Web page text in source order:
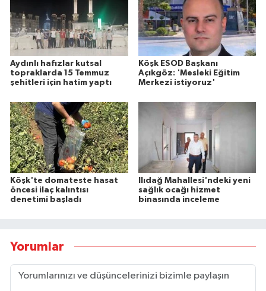
Aydınlı hafızlar kutsal
topraklarda 15 Temmuz
şehitleri için hatim yaptı
Köşk ESOD Başkanı
Açıkgöz: 'Mesleki Eğitim
Merkezi istiyoruz'
Köşk'te domateste hasat
öncesi ilaç kalıntısı
denetimi başladı
Ilıdağ Mahallesi'ndeki yeni
sağlık ocağı hizmet
binasında inceleme
Yorumlar